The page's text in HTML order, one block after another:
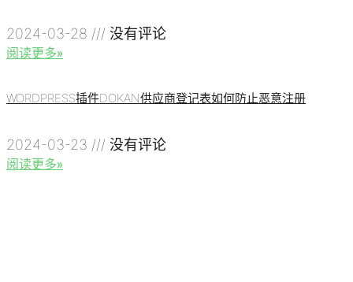
2024-03-28 没有评论
阅读更多»
WORDPRESS插件DOKAN供应商登记表如何防止恶意注册
2024-03-23 没有评论
阅读更多»